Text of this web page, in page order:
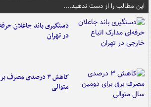
این مطالب را از دست ندهید....
دستگیری باند جاعلان
در تهران
کاهش ۳ درصدی
متوالی